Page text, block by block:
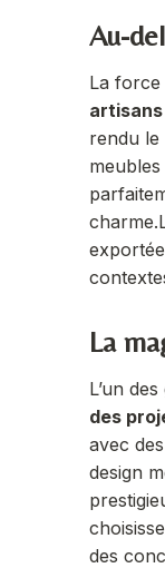
Au-
La force
artisans
rendu le
charme.
La
L’un
des
avec
design
des